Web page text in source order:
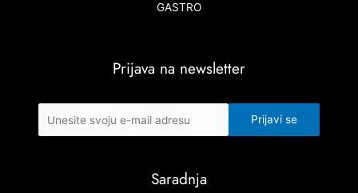
GASTRO
Prijava na newsletter
Saradnja